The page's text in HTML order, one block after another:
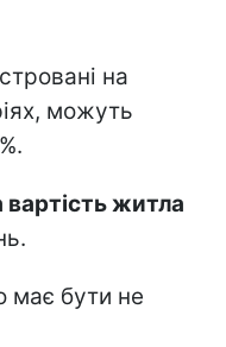
на
можуть
житла
має бути не